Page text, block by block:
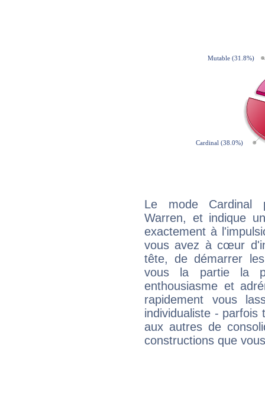
Le mode Cardinal
Warren, et indique
exactement à
vous avez à cœur
tête, de démarrer
vous la partie la
enthousiasme et
rapidement vous
individualiste -
aux autres de
constructions que